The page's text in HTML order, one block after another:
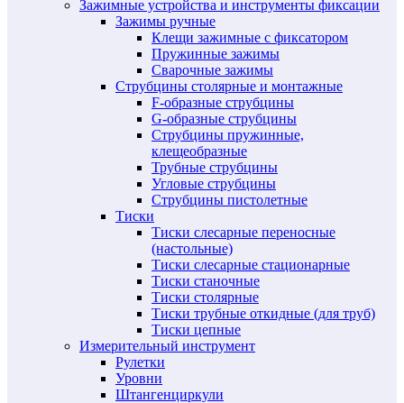
Зажимные устройства и инструменты фиксации
Зажимы ручные
Клещи зажимные с фиксатором
Пружинные зажимы
Сварочные зажимы
Струбцины столярные и монтажные
F-образные струбцины
G-образные струбцины
Струбцины пружинные,
клещеобразные
Трубные струбцины
Угловые струбцины
Струбцины пистолетные
Тиски
Тиски слесарные переносные
(настольные)
Тиски слесарные стационарные
Тиски станочные
Тиски столярные
Тиски трубные откидные (для труб)
Тиски цепные
Измерительный инструмент
Рулетки
Уровни
Штангенциркули